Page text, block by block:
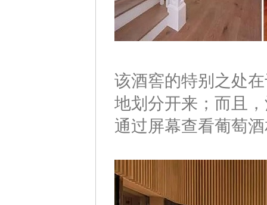
该酒窖的特别之处
地划分开来；而且
通过屏幕查看葡萄